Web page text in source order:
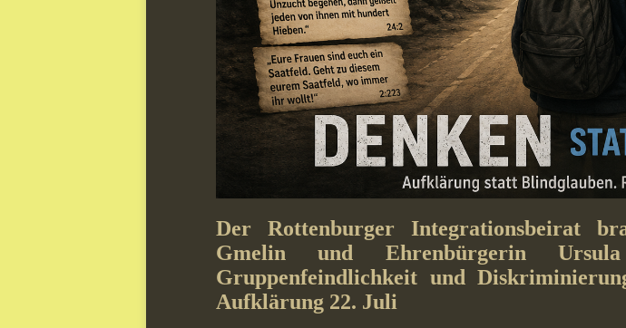
Der Rottenburger Integrationsbeirat
Gmelin und Ehrenbürgerin
Gruppenfeindlichkeit und
Aufklärung 22. Juli